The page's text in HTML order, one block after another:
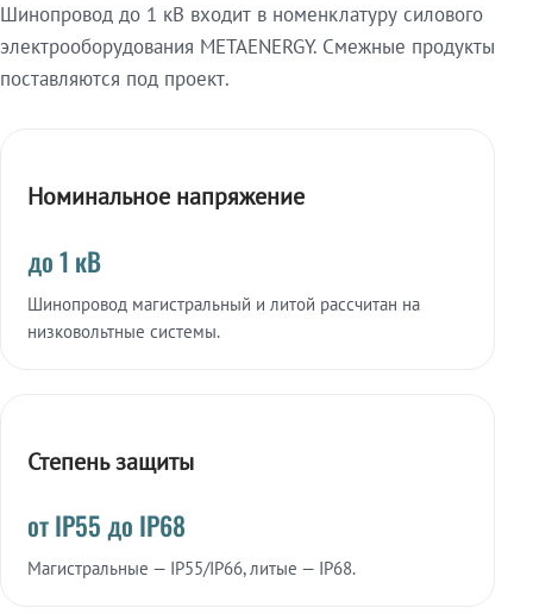
Шинопровод до 1 кВ входит в номенклатуру силового
электрооборудования METAENERGY. Смежные продукты
поставляются под проект.
Номинальное напряжение
до 1 кВ
Шинопровод магистральный и литой рассчитан на
низковольтные системы.
Степень защиты
от IP55 до IP68
Магистральные — IP55/IP66, литые — IP68.